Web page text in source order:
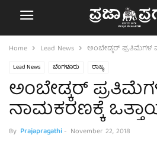
Home Lead News ಅಂಬೇಡ್ಕರ್ ಪ್ರತಿಮೆಗಳ
Lead News ಬೆಂಗಳೂರು ರಾಜ್ಯ
ಅಂಬೇಡ್ಕರ್
ನಾಮಕರಣಕ್ಕೆ
By Prajapragathi- November 22, 2018